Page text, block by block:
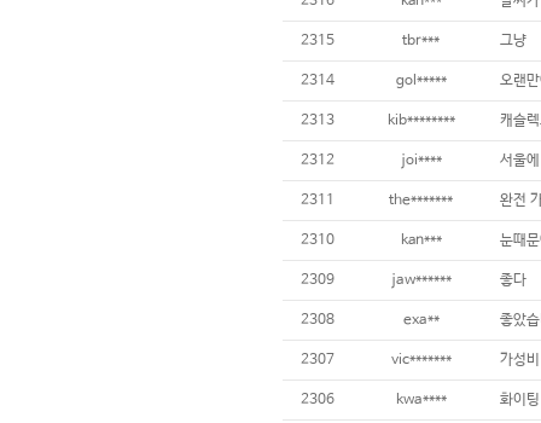
2315 tbr*** 그냥
2314 gol***** 오랜
2313 kib******** 캐슬
2312 joi****
2311 the******* 완전
2310 kan*** 눈때
2309 jaw****** 좋다
2308 exa** 좋았
2307 vic******* 가성
2306 kwa**** 화이